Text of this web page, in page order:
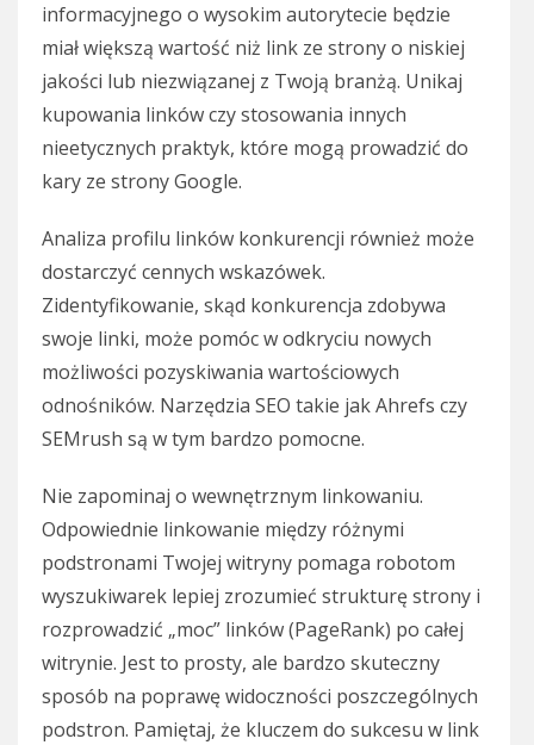
informacyjnego o wysokim autorytecie będzie
miał większą wartość niż link ze strony o niskiej
jakości lub niezwiązanej z Twoją branżą. Unikaj
kupowania linków czy stosowania innych
nieetycznych praktyk, które mogą prowadzić do
kary ze strony Google.
Analiza profilu linków konkurencji również może
dostarczyć cennych wskazówek.
Zidentyfikowanie, skąd konkurencja zdobywa
swoje linki, może pomóc w odkryciu nowych
możliwości pozyskiwania wartościowych
odnośników. Narzędzia SEO takie jak Ahrefs czy
SEMrush są w tym bardzo pomocne.
Nie zapominaj o wewnętrznym linkowaniu.
Odpowiednie linkowanie między różnymi
podstronami Twojej witryny pomaga robotom
wyszukiwarek lepiej zrozumieć strukturę strony i
rozprowadzić „moc” linków (PageRank) po całej
witrynie. Jest to prosty, ale bardzo skuteczny
sposób na poprawę widoczności poszczególnych
podstron. Pamiętaj, że kluczem do sukcesu w link